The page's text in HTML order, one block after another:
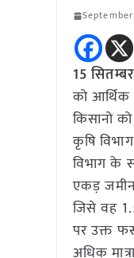
15 सितम्बर
को
किसानो
कृषि
विभाग के
एकड़ जमीन
जिसे वह
पर उक्त
अधिक